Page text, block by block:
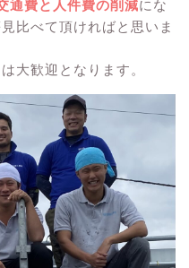
通費と人件費の削減にな
比べて頂ければと思いま
大歓迎となります。